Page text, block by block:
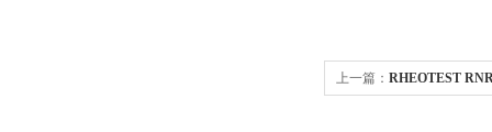
上一篇： RHEOTEST